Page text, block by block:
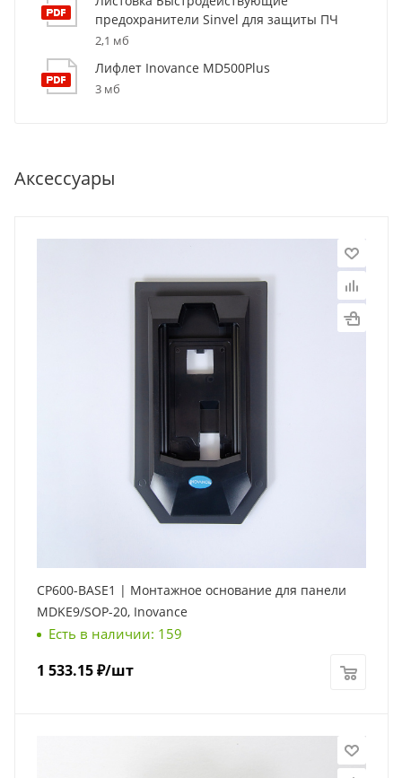
предохранители Sinvel для защиты ПЧ
2,1 мб
Лифлет Inovance MD500Plus
3 мб
Аксессуары
CP600-BASE1 | Монтажное основание для панели
MDKE9/SOP-20, Inovance
Есть в наличии: 159
1 533.15₽/шт